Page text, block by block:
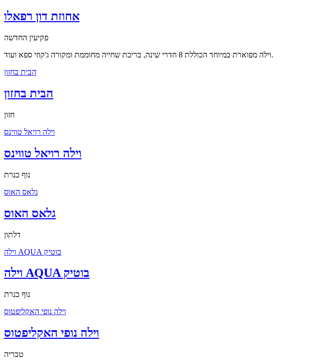
אחוזת דון רפאלו
פקיעין החדשה
וילה מפוארת במיוחד הכוללת 8 חדרי שינה, בריכת שחייה מחוממת ומקורה ג'קוזי ספא ועוד.
הבית בחזון
הבית בחזון
חזון
וילה רויאל טווינס
וילה רויאל טווינס
נוף כנרת
גלאס האוס
גלאס האוס
דלתון
וילה AQUA בוטיק
וילה AQUA בוטיק
נוף כנרת
וילה נופי האקליפטוס
וילה נופי האקליפטוס
טבריה